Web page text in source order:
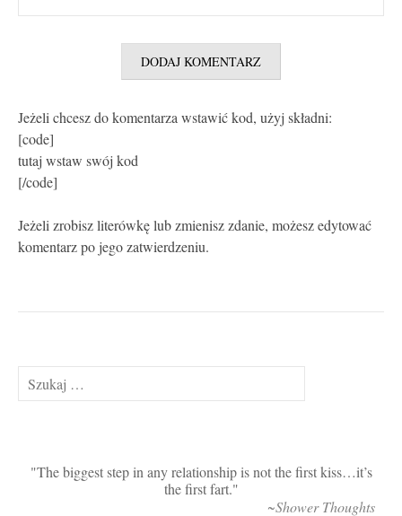
Jeżeli chcesz do komentarza wstawić kod, użyj składni:
[code]
tutaj wstaw swój kod
[/code]
Jeżeli zrobisz literówkę lub zmienisz zdanie, możesz edytować
komentarz po jego zatwierdzeniu.
Szukaj:
The biggest step in any relationship is not the first kiss…it’s
the first fart.
~Shower Thoughts